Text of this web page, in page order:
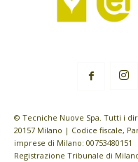
© Tecniche Nuove Spa. Tutti i
20157 Milano | Codice fiscale,
imprese di Milano: 00753480151
Registrazione Tribunale di